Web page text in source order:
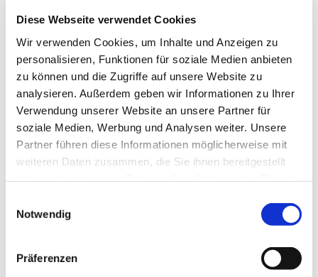
Diese Webseite verwendet Cookies
Wir verwenden Cookies, um Inhalte und Anzeigen zu
personalisieren, Funktionen für soziale Medien anbieten
zu können und die Zugriffe auf unsere Website zu
analysieren. Außerdem geben wir Informationen zu Ihrer
Verwendung unserer Website an unsere Partner für
soziale Medien, Werbung und Analysen weiter. Unsere
Partner führen diese Informationen möglicherweise mit
weiteren Daten zusammen, die Sie ihnen bereitgestellt
Notwendig
Präferenzen
Dies könnte Sie auch
interessieren